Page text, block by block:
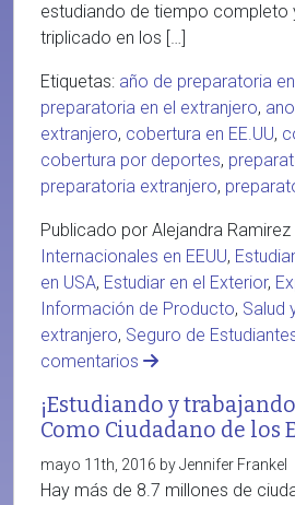
estudiando de tiempo completo
triplicado en los […]
Etiquetas: año de preparatoria en
preparatoria en el extranjero,
extranjero, cobertura en EE.UU,
cobertura por deportes,
preparatoria extranjero,
Publicado por Alejandra Ramirez
Internacionales en EEUU,
en USA, Estudiar en el Exterior,
Información de Producto, Salud
extranjero, Seguro de
comentarios
¡Estudiando y trabajando
Como Ciudadano de los
mayo 11th, 2016 by Jennifer Frankel
Hay más de 8.7 millones de